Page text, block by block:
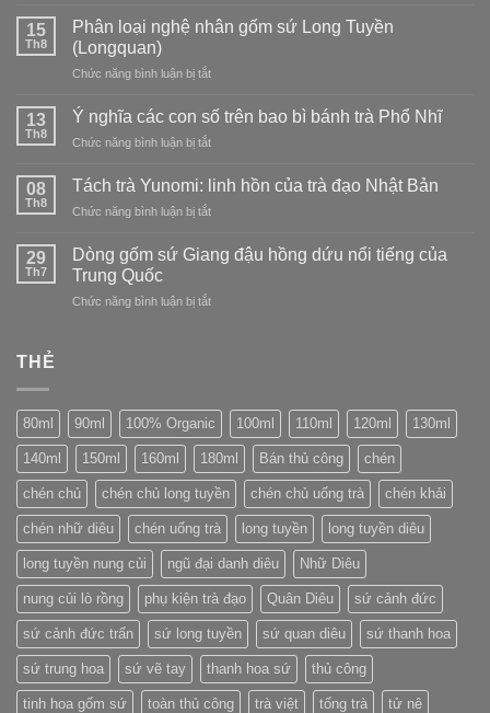
sứ
Nhật
vẻ
trong
sự
hảo
phá
–
tế
thanh
15
Th8
Phân loại nghệ nhân gốm sứ Long Tuyền
(Longquan)
Chức năng bình luận bị tắtở
loại
nhân
sứ
13
Th8
Ý nghĩa các con số trên bao bì bánh trà Phổ Nhĩ
Chức năng bình luận bị tắtở
nghĩa
con
trên
bánh
08
Th8
Tách trà Yunomi: linh hồn của trà đạo Nhật Bản
Chức năng bình luận bị tắtở
trà
Yunomi:
hồn
29
Th7
Dòng gốm sứ Giang đậu hồng dứu nổi tiếng của
Trung Quốc
Chức năng bình luận bị tắtở
hồng
dứu
nổi
của
Trung
Quốc
THẺ
80ml 90ml 100% Organic 100ml 110ml 120ml 130ml
140ml 150ml 160ml 180ml Bán thủ công chén
chén chủ chén chủ long tuyền chén chủ uống trà chén khải
chén nhữ diêu chén uống trà long tuyền long tuyền diêu
long tuyền nung củi ngũ đại danh diêu Nhữ Diêu
nung củi lò rồng phụ kiện trà đạo Quân Diêu sứ cảnh đức
sứ cảnh đức trấn sứ long tuyền sứ quan diêu sứ thanh hoa
sứ trung hoa sứ vẽ tay thanh hoa sứ thủ công
tinh hoa gốm sứ toàn thủ công trà việt tống trà tử nê